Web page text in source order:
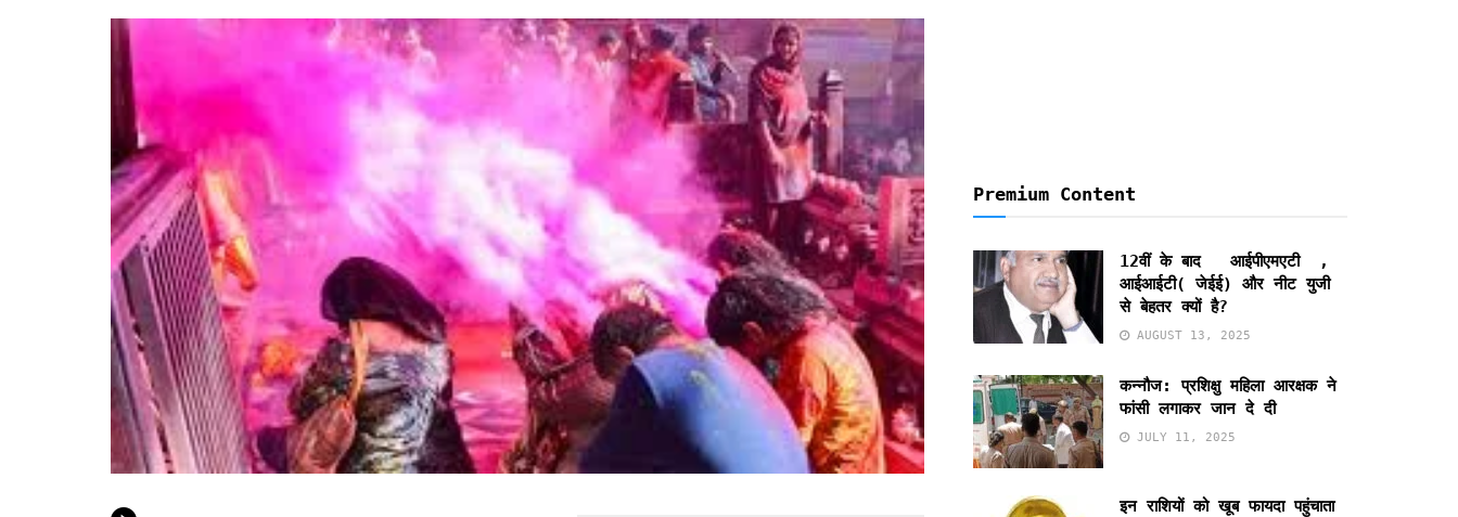
Premium Content
12वीं के बाद आईपीएमएटी ,
आईआईटी( जेईई) और नीट युजी
से बेहतर क्यों है?
AUGUST 13, 2025
कन्नौज: प्रशिक्षु महिला आरक्षक ने
फांसी लगाकर जान दे दी
JULY 11, 2025
इन राशियों को खूब फायदा पहुंचाता